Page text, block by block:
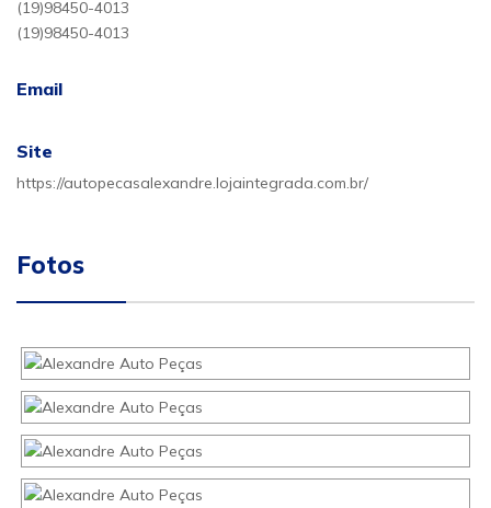
(19)98450-4013
(19)98450-4013
Email
Site
https://autopecasalexandre.lojaintegrada.com.br/
Fotos